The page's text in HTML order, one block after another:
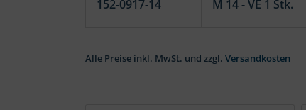
152-0917-14 M 14 - VE 1 Stk.
Alle Preise inkl. MwSt. und zzgl. Versandkosten